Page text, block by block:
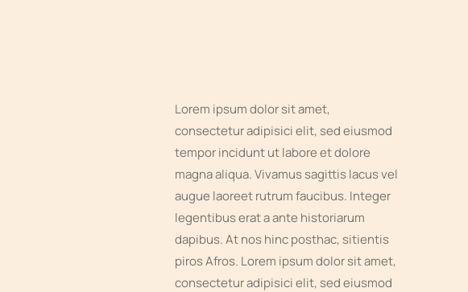
Lorem ipsum dolor sit amet,
consectetur adipisici elit, sed eiusmod
tempor incidunt ut labore et dolore
magna aliqua. Vivamus sagittis lacus vel
augue laoreet rutrum faucibus. Integer
legentibus erat a ante historiarum
dapibus. At nos hinc posthac, sitientis
piros Afros. Lorem ipsum dolor sit amet,
consectetur adipisici elit, sed eiusmod